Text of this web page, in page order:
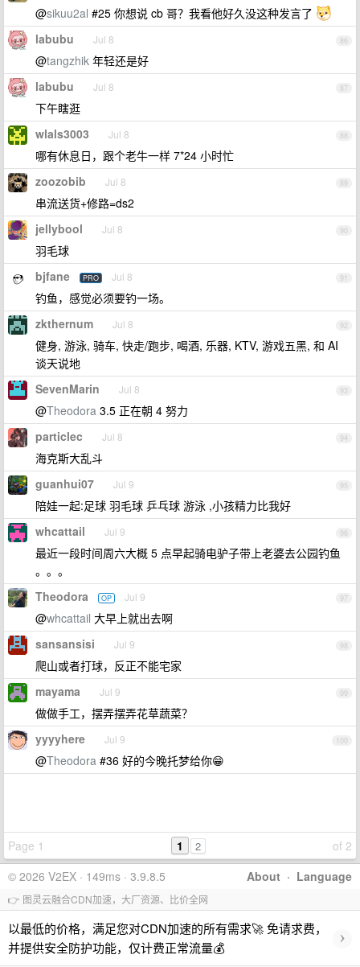
@sikuu2al #25 你想说 cb 哥？我看他好久没这种发言了
86
labubu Jul 8
@tangzhik 年轻还是好
87
labubu Jul 8
下午瞎逛
88
wlals3003 Jul 8
哪有休息日，跟个老牛一样 7*24 小时忙
89
zoozobib Jul 8
串流送货+修路=ds2
90
jellybool Jul 8
羽毛球
91
bjfane PRO Jul 8
钓鱼，感觉必须要钓一场。
92
zkthernum Jul 8
健身, 游泳, 骑车, 快走/跑步, 喝酒, 乐器, KTV, 游戏五黑, 和 AI
谈天说地
93
SevenMarin Jul 8
@Theodora 3.5 正在朝 4 努力
94
particlec Jul 8
海克斯大乱斗
95
guanhui07 Jul 9
陪娃一起:足球 羽毛球 乒乓球 游泳 ,小孩精力比我好
96
whcattail Jul 9
最近一段时间周六大概 5 点早起骑电驴子带上老婆去公园钓鱼
。。。
97
Theodora OP Jul 9
@whcattail 大早上就出去啊
98
sansansisi Jul 9
爬山或者打球，反正不能宅家
99
mayama Jul 9
做做手工，摆弄摆弄花草蔬菜？
100
yyyyhere Jul 9
@Theodora #36 好的今晚托梦给你😁
Page 1 of 2
1 2
About · Language
© 2026 V2EX · 149ms · 3.9.8.5
👉 图灵云融合CDN加速，大厂资源、比价全网
以最低的价格，满足您对CDN加速的所有需求🚀 免请求费，
并提供安全防护功能，仅计费正常流量💰
›